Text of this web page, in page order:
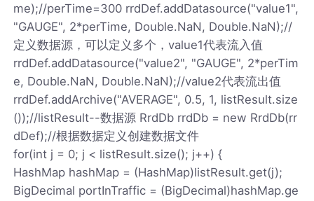
me);//perTime=300 rrdDef.addDatasource("value1",
"GAUGE", 2*perTime, Double.NaN, Double.NaN);//
定义数据源，可以定义多个，value1代表流入值
rrdDef.addDatasource("value2", "GAUGE", 2*perTim
e, Double.NaN, Double.NaN);//value2代表流出值
rrdDef.addArchive("AVERAGE", 0.5, 1, listResult.size
());//listResult--数据源 RrdDb rrdDb = new RrdDb(rr
dDef);//根据数据定义创建数据文件
for(int j = 0; j < listResult.size(); j++) {
HashMap hashMap = (HashMap)listResult.get(j);
BigDecimal portInTraffic = (BigDecimal)hashMap.ge